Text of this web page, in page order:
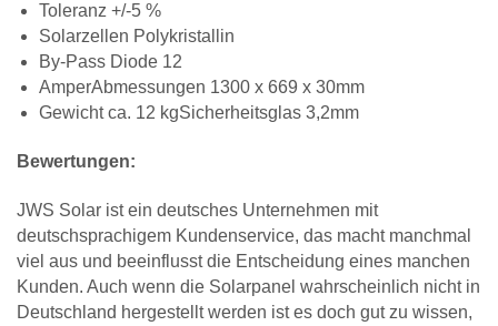
Toleranz +/-5 %
Solarzellen Polykristallin
By-Pass Diode 12
AmperAbmessungen 1300 x 669 x 30mm
Gewicht ca. 12 kgSicherheitsglas 3,2mm
Bewertungen:
JWS Solar ist ein deutsches Unternehmen mit
deutschsprachigem Kundenservice, das macht manchmal
viel aus und beeinflusst die Entscheidung eines manchen
Kunden. Auch wenn die Solarpanel wahrscheinlich nicht in
Deutschland hergestellt werden ist es doch gut zu wissen,